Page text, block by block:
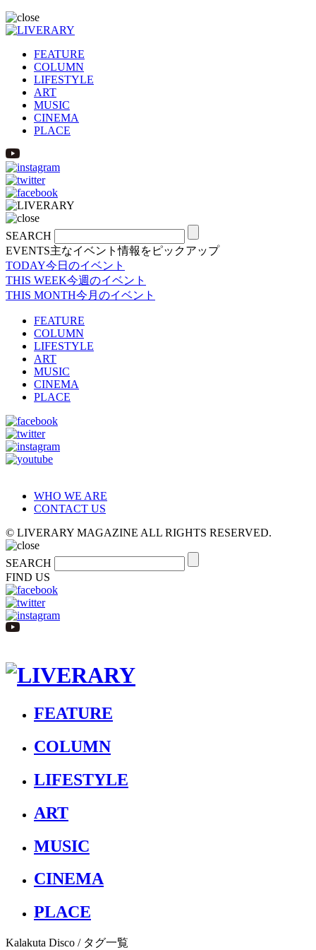
FEATURE
COLUMN
LIFESTYLE
ART
MUSIC
CINEMA
PLACE
SEARCH
EVENTS主なイベント情報をピックアップ
TODAY今日のイベント
THIS WEEK今週のイベント
THIS MONTH今月のイベント
FEATURE
COLUMN
LIFESTYLE
ART
MUSIC
CINEMA
PLACE
WHO WE ARE
CONTACT US
© LIVERARY MAGAZINE ALL RIGHTS RESERVED.
SEARCH
FIND US
FEATURE
COLUMN
LIFESTYLE
ART
MUSIC
CINEMA
PLACE
Kalakuta Disco / タグ一覧